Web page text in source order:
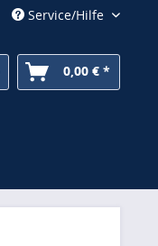
Service/Hilfe
0,00 € *